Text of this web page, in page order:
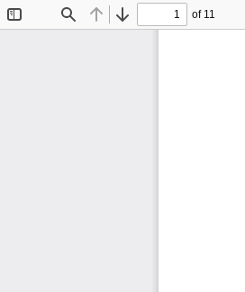
Find Previous
Next
of 11